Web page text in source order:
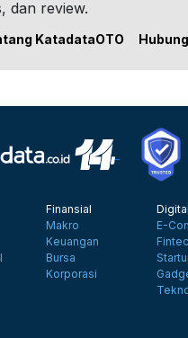
dan review.
KatadataOTO
Finansial
Makro
Keuangan
Bursa
Korporasi
Digital
E-